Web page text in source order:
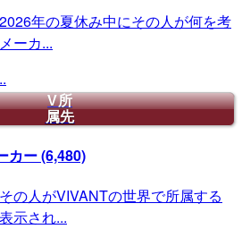
年の夏休み中にその人が何を考
ーカ...
V所
属先
カー(6,480)
の人がVIVANTの世界で所属する
示され...